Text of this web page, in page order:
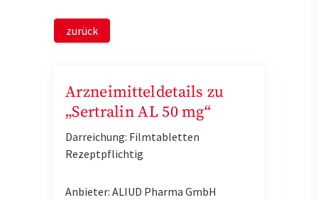
zurück
Arzneimitteldetails zu
„Sertralin AL 50 mg“
Darreichung: Filmtabletten
Rezeptpflichtig
Anbieter: ALIUD Pharma GmbH